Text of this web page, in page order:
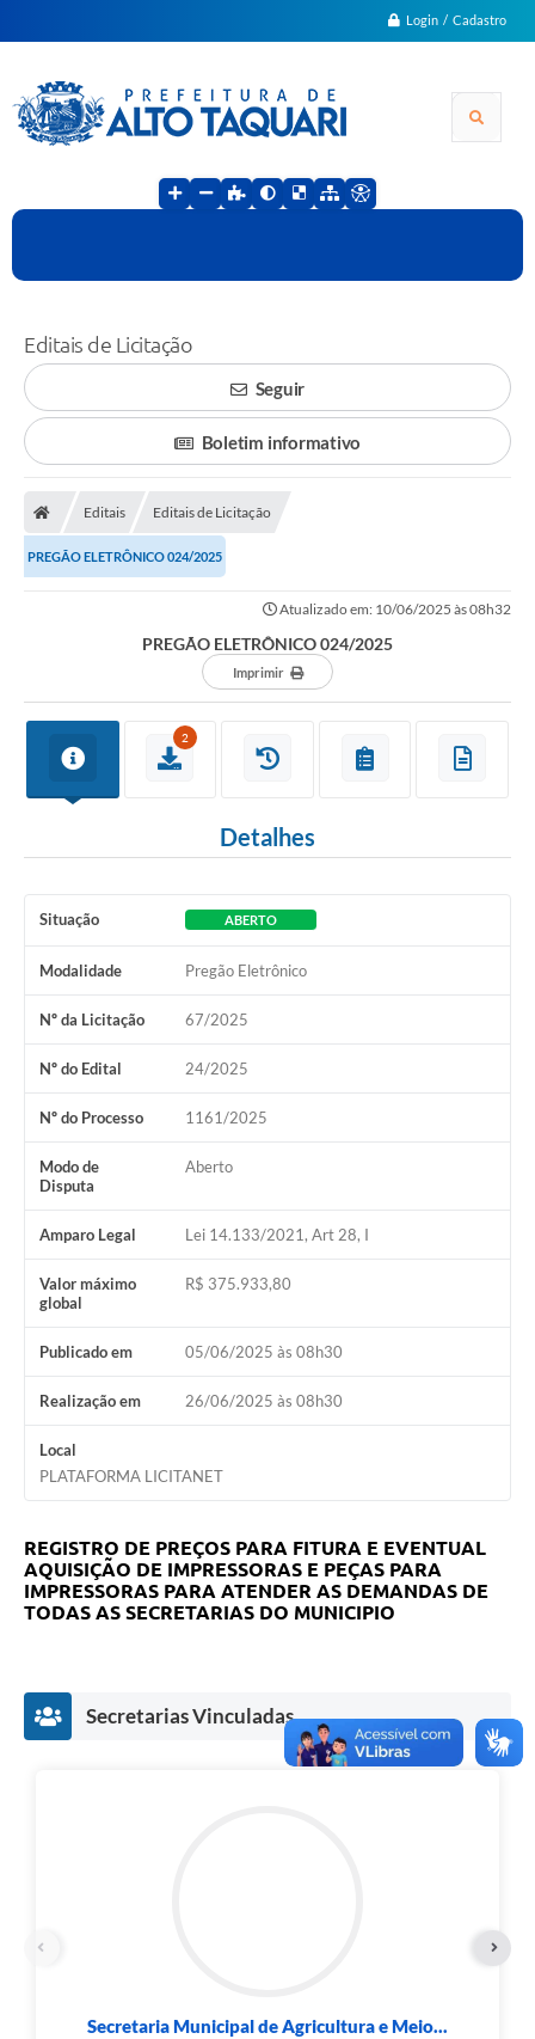
Login / Cadastro
Editais de Licitação
Seguir
Boletim informativo
Editais Editais de Licitação
PREGÃO ELETRÔNICO 024/2025
Atualizado em: 10/06/2025 às 08h32
PREGÃO ELETRÔNICO 024/2025
Imprimir
2
Detalhes
Situação ABERTO
Modalidade Pregão Eletrônico
Nº da Licitação 67/2025
Nº do Edital 24/2025
Nº do Processo 1161/2025
Modo de
Disputa
Aberto
Amparo Legal Lei 14.133/2021, Art 28, I
Valor máximo
global
R$ 375.933,80
Publicado em 05/06/2025 às 08h30
Realização em 26/06/2025 às 08h30
Local
PLATAFORMA LICITANET
REGISTRO DE PREÇOS PARA FITURA E EVENTUAL
AQUISIÇÃO DE IMPRESSORAS E PEÇAS PARA
IMPRESSORAS PARA ATENDER AS DEMANDAS DE
TODAS AS SECRETARIAS DO MUNICIPIO
Secretarias Vinculadas
e Meio...
Secretaria Municipal de